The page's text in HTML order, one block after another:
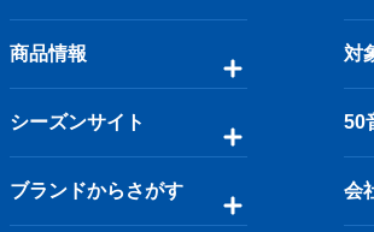
商品情報
シーズンサイト
ブランドからさがす
対
50
会